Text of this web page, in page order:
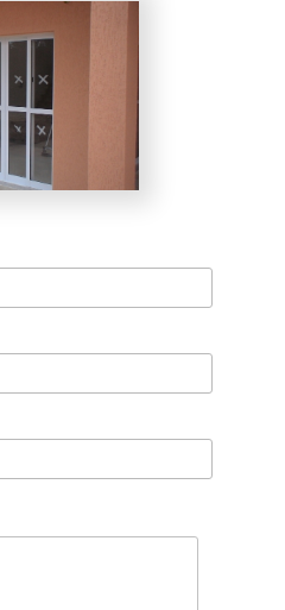
de alumínio
José
2002, a Esquadriflex
mais bem cotadas do
A empresa tem a
nos resultados
no segmento de
para seus clientes
Janela Integrada
4 Folhas, Janela
sobre os